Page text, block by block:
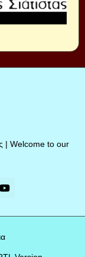
| Welcome to our